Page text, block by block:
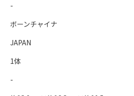
-
ボーンチャイナ
JAPAN
1体
-